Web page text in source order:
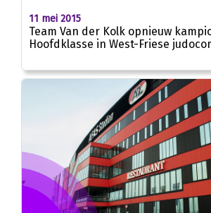
11 mei 2015
Team Van der Kolk opnieuw
Hoofdklasse in West-Friese